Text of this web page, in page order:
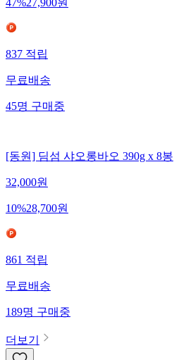
47%27,900원
837적립
무료배송
45명구매중
[동원] 딤섬 샤오롱바오 390g x 8봉
32,000원
10%28,700원
861적립
무료배송
189명구매중
더보기